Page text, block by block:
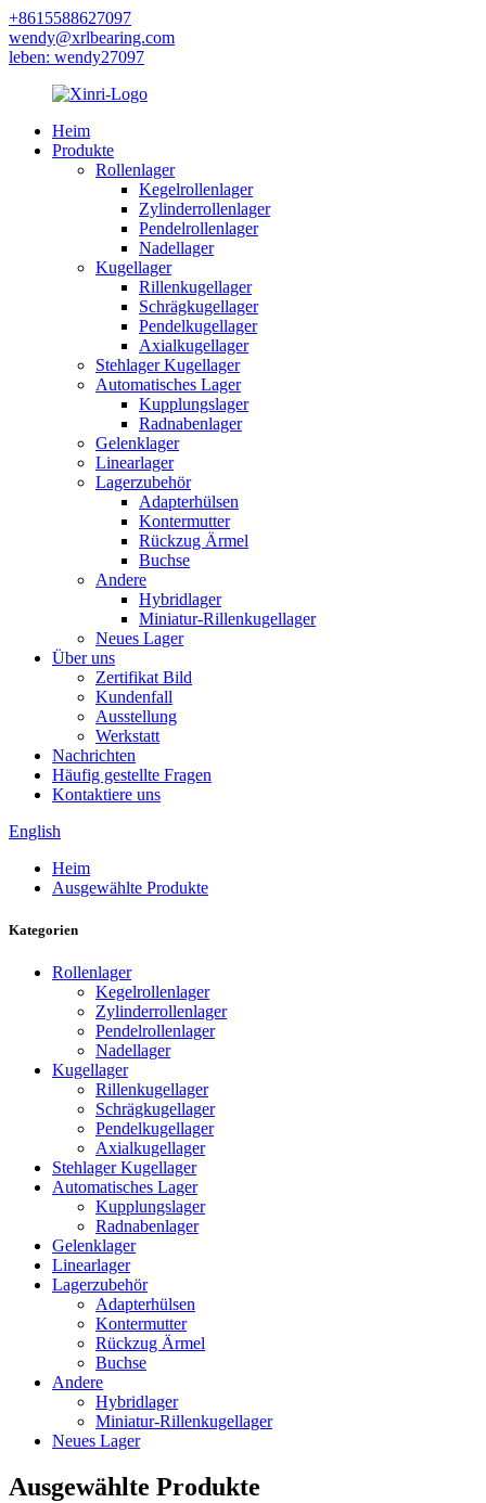
+8615588627097
wendy@xrlbearing.com
leben: wendy27097
Heim
Produkte
Rollenlager
Kegelrollenlager
Zylinderrollenlager
Pendelrollenlager
Nadellager
Kugellager
Rillenkugellager
Schrägkugellager
Pendelkugellager
Axialkugellager
Stehlager Kugellager
Automatisches Lager
Kupplungslager
Radnabenlager
Gelenklager
Linearlager
Lagerzubehör
Adapterhülsen
Kontermutter
Rückzug Ärmel
Buchse
Andere
Hybridlager
Miniatur-Rillenkugellager
Neues Lager
Über uns
Zertifikat Bild
Kundenfall
Ausstellung
Werkstatt
Nachrichten
Häufig gestellte Fragen
Kontaktiere uns
English
Heim
Ausgewählte Produkte
Kategorien
Rollenlager
Kegelrollenlager
Zylinderrollenlager
Pendelrollenlager
Nadellager
Kugellager
Rillenkugellager
Schrägkugellager
Pendelkugellager
Axialkugellager
Stehlager Kugellager
Automatisches Lager
Kupplungslager
Radnabenlager
Gelenklager
Linearlager
Lagerzubehör
Adapterhülsen
Kontermutter
Rückzug Ärmel
Buchse
Andere
Hybridlager
Miniatur-Rillenkugellager
Neues Lager
Ausgewählte Produkte